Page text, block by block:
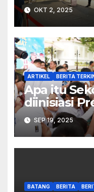
OKT 2, 2025
ARTIKEL BERITA
Apa itu
diinisiasi
SEP 19, 2025
BATANG BERITA